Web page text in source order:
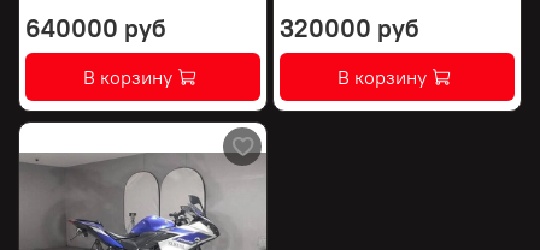
640000 руб
В корзину
320000 руб
В корзину